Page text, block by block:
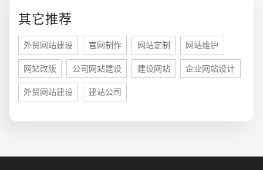
其它推荐
外贸网站建设 官网制作 网站定制 网站维护
网站改版 公司网站建设 建设网站 企业网站设计
外贸网站建设 建站公司
您的预算 1万-3万 3万-5万